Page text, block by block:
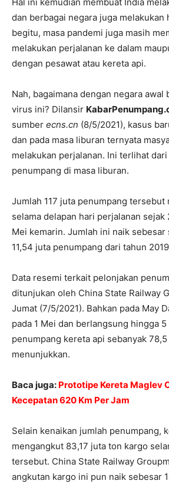
dan berbagai negara juga melakukan
begitu, masa pandemi juga masih
melakukan perjalanan ke dalam
dengan pesawat atau kereta api.
Nah, bagaimana dengan negara awal
virus ini? Dilansir
sumber ecns.cn (8/5/2021), kasus
dan pada masa liburan ternyata
melakukan perjalanan. Ini terlihat dari
penumpang di masa liburan.
Jumlah 117 juta penumpang tersebut
selama delapan hari perjalanan
Mei kemarin. Jumlah ini naik sebesar
11,54 juta penumpang dari tahun
Data resemi terkait pelonjakan
ditunjukan oleh China State Railway
Jumat (7/5/2021). Bahkan pada May
pada 1 Mei dan berlangsung hingga
penumpang kereta api sebanyak
menunjukkan.
Baca juga: Prototipe Kereta Maglev
Kecepatan 620 Km Per Jam
Selain kenaikan jumlah penumpang,
mengangkut 83,17 juta ton kargo
tersebut. China State Railway
angkutan kargo ini pun naik sebesar